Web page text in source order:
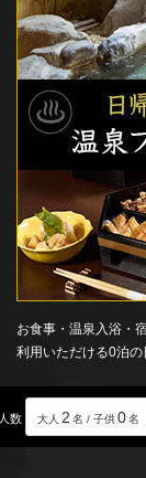
お食事・温泉入浴・
利用いただける0泊の
人数 大人 2 名 / 子供0名